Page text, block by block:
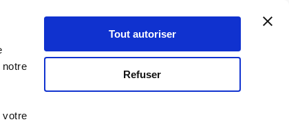
votre
Tout autoriser
Refuser
Se connecter